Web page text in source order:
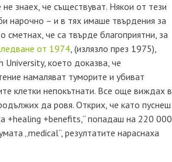
знаех, че съществуват. Някои от тези
нарочно – и в тях имаше твърдения за
сметнах, че са твърде благоприятни, за
от 1974, (излязло през 1975),
което доказва, че
намаляват туморите и убиват
клетки непокътнати. Все още виждах в
да ровя. Открих, че като пуснеш
+healing +benefits,“ попадаш на 220 000
„medical“, резултатите нараснаха